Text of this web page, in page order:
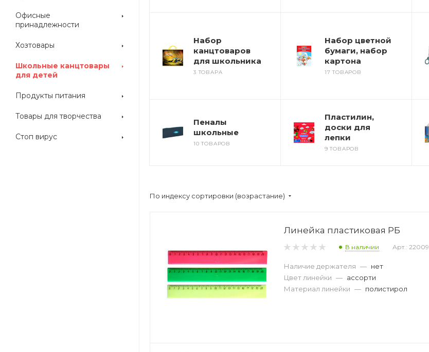
Офисные
принадлежности
Хозтовары
Школьные канцтовары
для детей
Продукты питания
Товары для творчества
Стоп вирус
Набор
канцтоваров
для школьника
3 ТОВАРА
Набор цветной
бумаги, набор
картона
17 ТОВАРОВ
Пеналы
школьные
10 ТОВАРОВ
Пластилин,
доски для
лепки
9 ТОВАРОВ
По индексу сортировки (возрастание)
Линейка пластиковая РБ
В наличии Арт.: 22009
Наличие держателя — нет
Цвет линейки — ассорти
Материал линейки — полистирол